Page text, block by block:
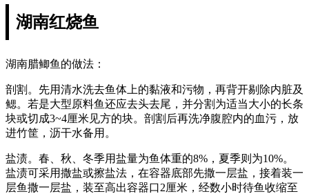
湖南红烧鱼
湖南腊鲫鱼的做法：
剖割。先用清水洗去鱼体上的黏液和污物，再背开剔除内脏及
鳃。若是大型原料鱼还应去头去尾，并分割为适当大小的长条
块或切成3~4厘米见方的块。剖割后再洗净腹腔内的血污，放
进竹筐，沥干水备用。
盐渍。春、秋、冬季用盐量为鱼体重的8%，夏季则为10%。
盐渍可采用撒盐或擦盐法，在容器底部先撒一层盐，接着装一
层鱼撒一层盐，装至高出容器口2厘米，经数小时待鱼收缩至